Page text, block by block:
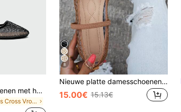
Dames platte schoenen met holle mesh, modieuze, casual, comfortabele, lichtgewicht balletschoenen, instappers voor dagelijks woon-werkverkeer, ademende mesh schoenen voor de zomer
in Criss Cross Vrouwen Flats
8
Nieuwe platte damesschoenen met opengewerkte veters en mesh, modieuze Mary Jane ballerina's, zacht en elegant, ademende instappers voor dagelijks gebruik, zomerse mesh schoenen
15.00€ 15.13€